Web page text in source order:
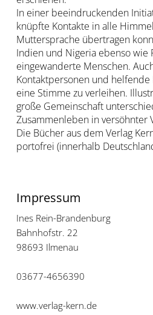
In einer beeindruckenden
knüpfte Kontakte in alle
Muttersprache übertragen
Indien und Nigeria ebenso wie
eingewanderte Menschen.
Kontaktpersonen und
eine Stimme zu verleihen.
große Gemeinschaft
Zusammenleben in versöhnter
Die Bücher aus dem Verlag
portofrei (innerhalb
Impressum
Ines Rein-Brandenburg
Bahnhofstr. 22
98693 Ilmenau
03677-4656390
www.verlag-kern.de